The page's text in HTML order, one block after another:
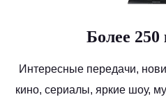
Более 250
Интересные передачи,
кино, сериалы, яркие шоу,